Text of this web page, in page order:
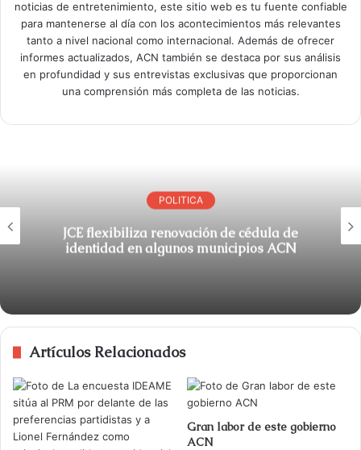
noticias de entretenimiento, este sitio web es tu fuente confiable
para mantenerse al día con los acontecimientos más relevantes
tanto a nivel nacional como internacional. Además de ofrecer
informes actualizados, ACN también se destaca por sus análisis
en profundidad y sus entrevistas exclusivas que proporcionan
una comprensión más completa de las noticias.
POLITICA
JCE flexibiliza renovación de cédula de
identidad en algunos municipios ACN
Artículos Relacionados
Gran labor de este gobierno
ACN